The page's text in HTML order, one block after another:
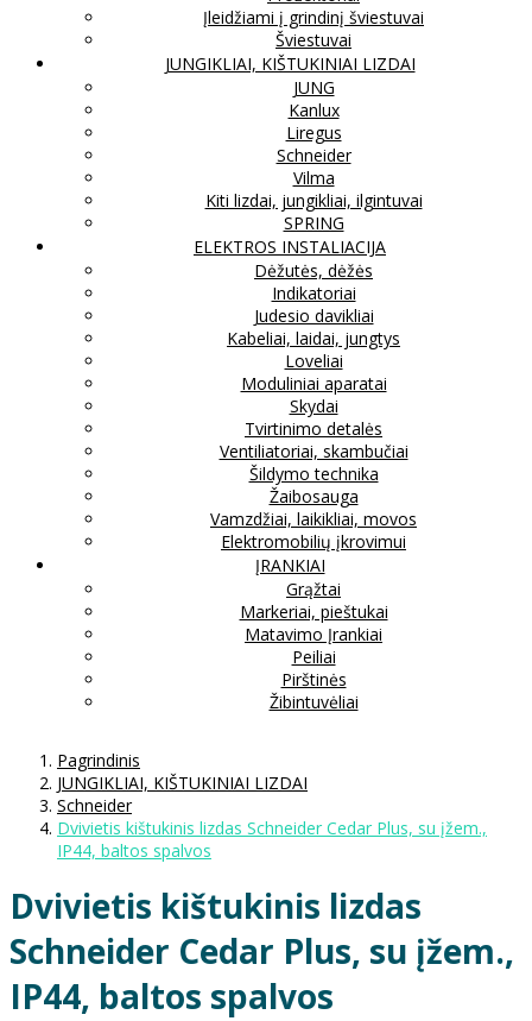
Įleidžiami į grindinį šviestuvai
Šviestuvai
JUNGIKLIAI, KIŠTUKINIAI LIZDAI
JUNG
Kanlux
Liregus
Schneider
Vilma
Kiti lizdai, jungikliai, ilgintuvai
SPRING
ELEKTROS INSTALIACIJA
Dėžutės, dėžės
Indikatoriai
Judesio davikliai
Kabeliai, laidai, jungtys
Loveliai
Moduliniai aparatai
Skydai
Tvirtinimo detalės
Ventiliatoriai, skambučiai
Šildymo technika
Žaibosauga
Vamzdžiai, laikikliai, movos
Elektromobilių įkrovimui
ĮRANKIAI
Grąžtai
Markeriai, pieštukai
Matavimo Įrankiai
Peiliai
Pirštinės
Žibintuvėliai
Pagrindinis
JUNGIKLIAI, KIŠTUKINIAI LIZDAI
Schneider
Dvivietis kištukinis lizdas Schneider Cedar Plus, su įžem.,
IP44, baltos spalvos
Dvivietis kištukinis lizdas
Schneider Cedar Plus, su įžem.,
IP44, baltos spalvos